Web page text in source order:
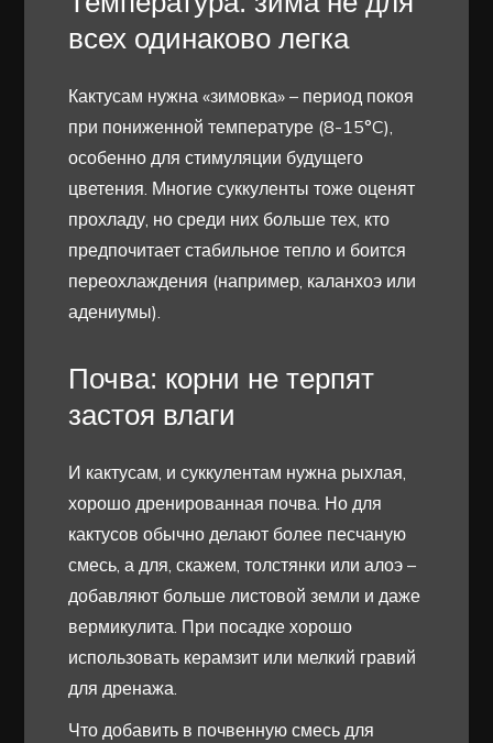
всех одинаково легка
Кактусам нужна «зимовка» – период покоя
при пониженной температуре (8-15°C),
особенно для стимуляции будущего
цветения. Многие суккуленты тоже оценят
прохладу, но среди них больше тех, кто
предпочитает стабильное тепло и боится
переохлаждения (например, каланхоэ или
адениумы).
Почва: корни не терпят
застоя влаги
И кактусам, и суккулентам нужна рыхлая,
хорошо дренированная почва. Но для
кактусов обычно делают более песчаную
смесь, а для, скажем, толстянки или алоэ –
добавляют больше листовой земли и даже
вермикулита. При посадке хорошо
использовать керамзит или мелкий гравий
для дренажа.
Что добавить в почвенную смесь для